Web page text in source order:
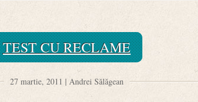
TEST CU RECLAME
27 martie, 2011 | Andrei Sălăgean